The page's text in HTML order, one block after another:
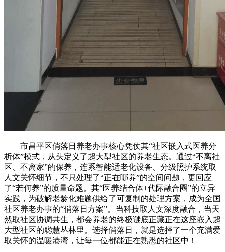
市昌平区俏落日养老办事核心凭仗其“社区嵌入式医养分
析体”模式，从头定义了超大型社区的养老生态。通过“不离社
区、不离家”的保养，连系智能适老化设备、分级照护系统取
人文关怀细节，不只处理了“正在哪养”的空间问题，更回应
了“若何养”的质量命题。其“医养结合体+代际融合圈”的立异
实践，为破解老龄化难题供给了可复制的处理方案，成为全国
社区养老办事的“俏落日方案”。当科技取人文深度融合，当天
然取社区协调共生，都会养老的终极谜底正藏正在这座嵌入超
大型社区的聪慧丛林里。选择俏落日，就是选择了一个充满爱
取关怀的温暖港湾，让每一位都能正在熟悉的社区中！